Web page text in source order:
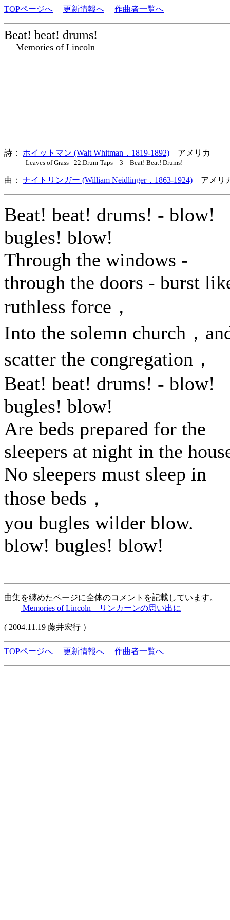
TOPページへ 更新情報へ 作曲者一覧へ
Beat! beat! drums!
Memories of Lincoln
詩： ホイットマン (Walt Whitman，1819-1892) アメリカ
Leaves of Grass - 22.Drum-Taps 3 Beat! Beat! Drums!
曲： ナイトリンガー (William Neidlinger，1863-1924) アメリ
Beat! beat! drums! - blow!
bugles! blow!
Through the windows -
through the doors - burst
ruthless force，
Into the solemn church，
scatter the congregation，
Beat! beat! drums! - blow!
bugles! blow!
Are beds prepared for the
sleepers at night in the
No sleepers must sleep in
those beds，
you bugles wilder blow.
blow! bugles! blow!
曲集を纏めたページに全体のコメントを記載しています。
Memories of Lincoln リンカーンの思い出に
( 2004.11.19 藤井宏行 ）
TOPページへ 更新情報へ 作曲者一覧へ